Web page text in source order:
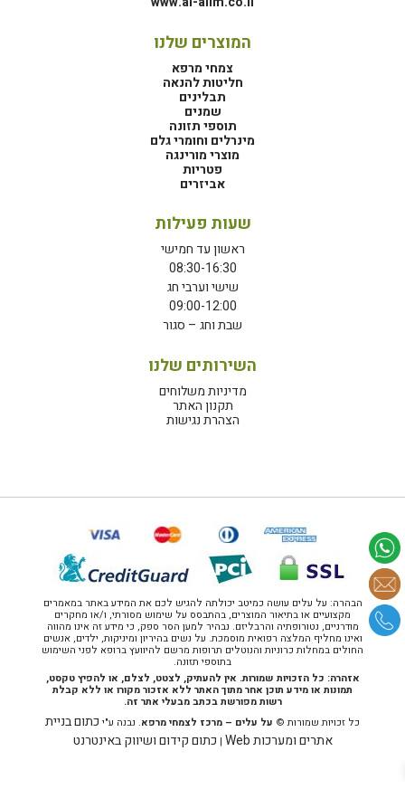
המוצרים שלנו
צמחי מרפא
חליטות להנאה
תבלינים
שמנים
תוספי תזונה
מינרלים וחומרי גלם
מוצרי מורינגה
פטריות
אביזרים
שעות פעילות
ראשון עד חמישי
08:30-16:30
שישי וערבי חג
09:00-12:00
שבת וחג – סגור
השירותים שלנו
מדיניות משלוחים
תקנון האתר
הצהרת נגישות
הבהרה: על עלים עושה כמיטב יכולתה להגיש לכם את המידע באתר במאמרים
מקצועיים או בתיאור המוצרים, בהתבסס על שימוש מסורתי, ו/או מחקרים
מודרניים, נטורופתיה והרבליזם. נבהיר למען הסר ספק, כי מידע זה אינו מהווה
ואינו מחליף המלצה רפואית מוסמכת. על נשים בהיריון ומיניקות, ילדים, אנשים
החולים במחלות כרוניות והנוטלים תרופות מרשם להיוועץ ברופא לפני השימוש
בתוספי תזונה.
אזהרה: כל הזכויות שמורות. אין להעתיק, לצטט, לצלם, או להפיץ טקסט,
תמונות או מידע תוכן אחר מתוך האתר ללא אזכור מקורו או ללא קבלת
רשות מפורשת בכתב מבעלי אתר זה.
כל זכויות שמורות © על עלים – מרכז לצמחי מרפא. נבנה ע"יכתום בניית
אתרים ומערכות Web
| כתום קידום ושיווק באינטרנט